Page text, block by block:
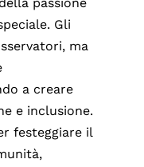
Gli
ma
a creare
e inclusione.
festeggiare il